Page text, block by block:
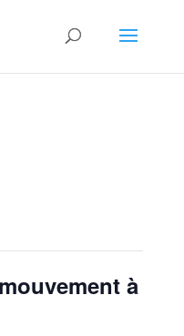
à